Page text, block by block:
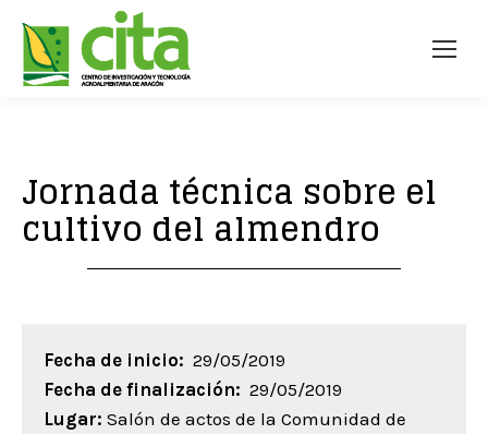
Jornada técnica sobre el
cultivo del almendro
Fecha de inicio: 29/05/2019
Fecha de finalización: 29/05/2019
Lugar: Salón de actos de la Comunidad de